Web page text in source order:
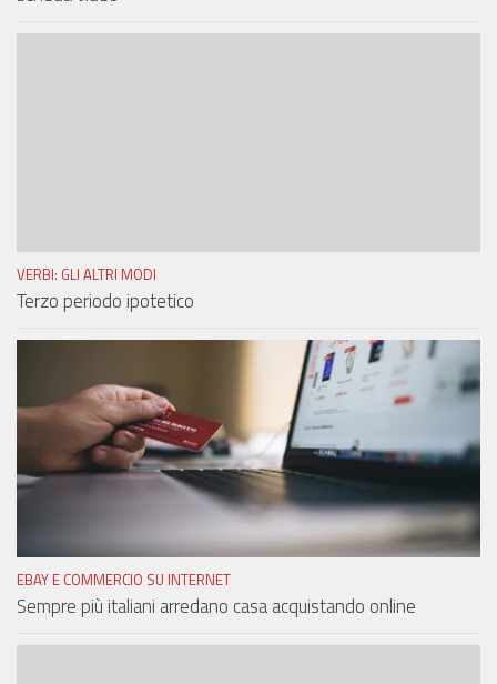
VERBI: GLI ALTRI MODI
Terzo periodo ipotetico
EBAY E COMMERCIO SU INTERNET
Sempre più italiani arredano casa acquistando online